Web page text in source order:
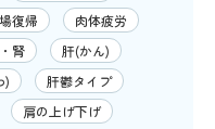
復帰
肉体疲労
腎
肝(かん)
)
肝鬱タイプ
肩の上げ下げ